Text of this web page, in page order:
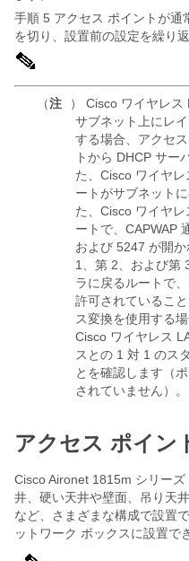
手順 5 アクセス ポイントが通
を切り、設置前の設定を繰り返
（注
） Cisco ワイヤレス
サブネット上にレ
する場合、アクセ
トから DHCP サー
た、Cisco ワイヤ
ートがサブネット
た、Cisco ワイヤ
ートで、CAPWAP
および 5247 が開
1、第 2、および第
ラに戻るルートで
許可されているこ
ス変換を使用する
Cisco ワイヤレス
スとの 1 対 1 のス
とを確認します（
されていません）。
アクセス ポイン
Cisco Aironet 1815m シリー
井、硬い天井や壁面、吊り天
など、さまざまな構成で設置
ットワーク ボックスに設置で